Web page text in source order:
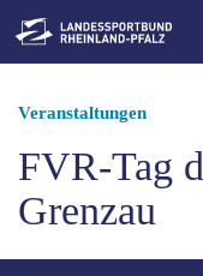
zum
Inhalt
Pfadnavigation
Veranstaltungen
FVR-Tag
Grenzau